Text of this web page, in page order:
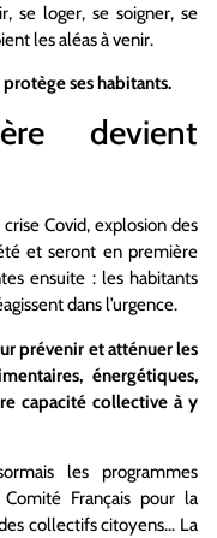
se loger, se soigner, se
les aléas à venir.
ses habitants.
devient
Covid, explosion des
et seront en première
ensuite : les habitants
dans l’urgence.
prévenir et atténuer les
énergétiques,
capacité collective à y
les programmes
Français pour la
collectifs citoyens… La